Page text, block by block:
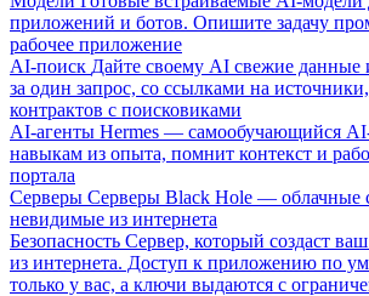
приложений и ботов. Опишите задачу
рабочее приложение
AI-поиск Дайте своему AI свежие данные
за один запрос, со ссылками на
контрактов с поисковиками
AI-агенты Hermes — самообучающийся AI-
навыкам из опыта, помнит контекст и
портала
Серверы Серверы Black Hole — облачные
невидимые из интернета
Безопасность Сервер, который создаст
из интернета. Доступ к приложению по
только у вас, а ключи выдаются с